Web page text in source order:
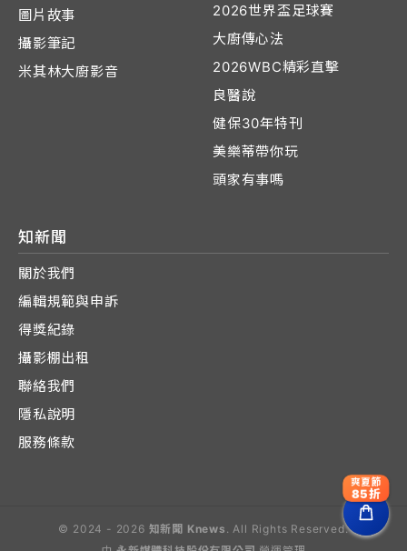
圖片故事
攝影筆記
米其林大廚影音
2026世界盃足球賽
大廚傳心法
2026WBC精彩直擊
良醫說
健保30年特刊
美樂蒂帶你玩
頭家有事嗎
知新聞
關於我們
編輯規範與申訴
得獎紀錄
攝影棚出租
聯絡我們
隱私說明
服務條款
© 2024 - 2026 知新聞 Knews . All Rights Reserved.
爽夏節
85折